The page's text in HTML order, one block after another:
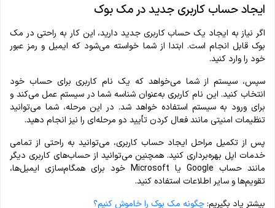
ایجاد حساب کاربری جدید در مک بوک
اگر نیاز به ایجاد یک حساب کاربری جدید دارید، این کار به راحتی در مک
بوک قابل انجام است. ابتدا از شما خواسته می‌شود که ایمیل و رمز عبور
خود را وارد کنید.
سپس، سیستم از شما می‌خواهد که یک نام کاربری برای حساب خود
انتخاب کنید. این نام کاربری به‌عنوان شناسه شما در سیستم عمل می‌کند و
برای ورود به سیستم استفاده خواهد شد. در این مرحله، شما می‌توانید
تنظیمات امنیتی مانند فعال کردن تأیید دو مرحله‌ای را نیز انجام دهید.
پس از تکمیل مراحل ایجاد حساب کاربری، می‌توانید به راحتی از تمامی
خدمات اپل بهره‌برداری کنید. همچنین می‌توانید از حساب‌های کاربری دیگر
مانند حساب Google یا Microsoft خود برای همگام‌سازی ایمیل‌ها،
تقویم‌ها و سایر اطلاعات استفاده کنید.
بیشتر یاد بگیریم:چگونه مک بوک را خاموش کنیم؟